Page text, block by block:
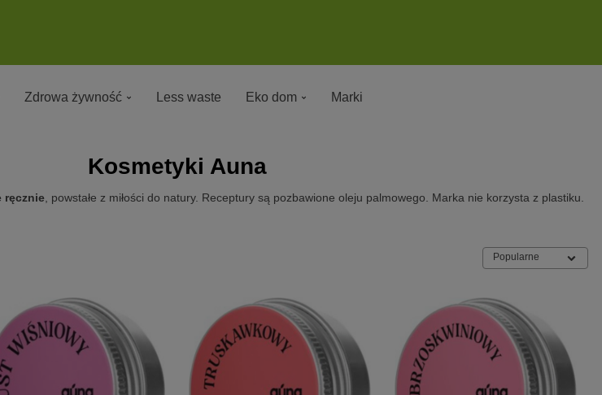
Zdrowa żywność Less waste Eko dom Marki
Kosmetyki Auna
ręcznie, powstałe z miłości do natury. Receptury są pozbawione oleju palmowego. Marka nie korzysta z plastiku.
Popularne